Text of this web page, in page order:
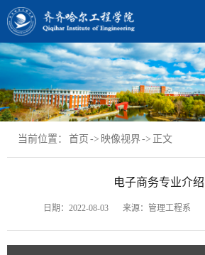
当前位置： 首页 -> 映像视界-> 正文
电子商务专业介绍
日期：2022-08-03 来源：管理工程系